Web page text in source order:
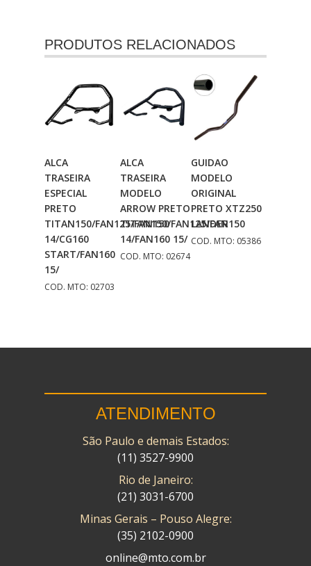
PRODUTOS RELACIONADOS
Adicionar
Ao Carrinho
ALCA
TRASEIRA
ESPECIAL
PRETO
TITAN150/FAN125/FAN150
14/CG160
START/FAN160
15/
COD. MTO: 02703
Adicionar
Ao Carrinho
ALCA
TRASEIRA
MODELO
ARROW PRETO
TITAN150/FAN125/FAN150
14/FAN160 15/
COD. MTO: 02674
Adicionar
Ao Carrinho
GUIDAO
MODELO
ORIGINAL
PRETO XTZ250
LANDER
COD. MTO: 05386
ATENDIMENTO
São Paulo e demais Estados:
(11) 3527-9900
Rio de Janeiro:
(21) 3031-6700
Minas Gerais – Pouso Alegre:
(35) 2102-0900
online@mto.com.br